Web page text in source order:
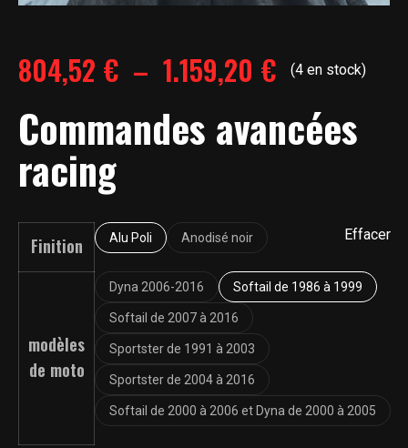
804,52 € – 1.159,20 €Plage
de
1.159,20 €
(4 en stock)
Commandes avancées
racing
Finition Alu Poli Anodisé noir
modèles
de moto
Dyna 2006-2016 Softail de 1986 à 1999
Softail de 2007 à 2016
Sportster de 1991 à 2003
Sportster de 2004 à 2016
Softail de 2000 à 2006 et Dyna de 2000 à 2005
Effacer